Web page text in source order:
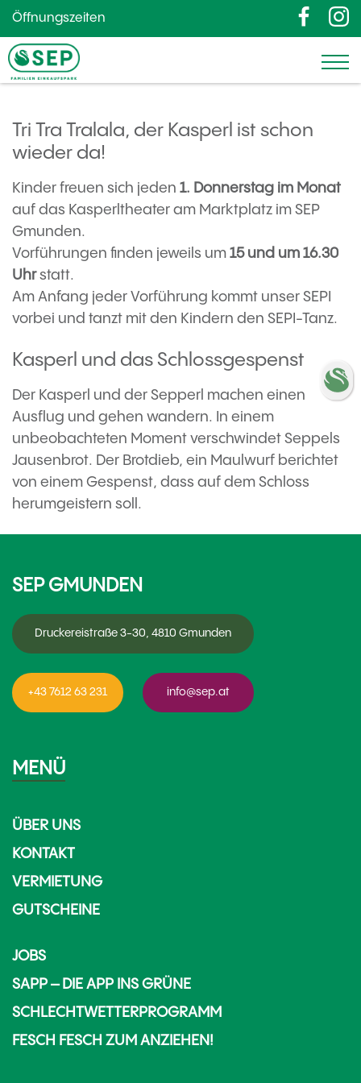
Öffnungszeiten
Tri Tra Tralala, der Kasperl ist schon
wieder da!
Kinder freuen sich jeden 1. Donnerstag im Monat
auf das Kasperltheater am Marktplatz im SEP
Gmunden.
Vorführungen finden jeweils um 15 und um 16.30
Uhrstatt.
Am Anfang jeder Vorführung kommt unser SEPI
vorbei und tanzt mit den Kindern den SEPI-Tanz.
Kasperl und das Schlossgespenst
Der Kasperl und der Sepperl machen einen
Ausflug und gehen wandern. In einem
unbeobachteten Moment verschwindet Seppels
Jausenbrot. Der Brotdieb, ein Maulwurf berichtet
von einem Gespenst, dass auf dem Schloss
herumgeistern soll.
SEP GMUNDEN
Druckereistraße 3-30, 4810 Gmunden
+43 7612 63 231 info@sep.at
MENÜ
ÜBER UNS
KONTAKT
VERMIETUNG
GUTSCHEINE
JOBS
SAPP – DIE APP INS GRÜNE
SCHLECHTWETTERPROGRAMM
FESCH FESCH ZUM ANZIEHEN!